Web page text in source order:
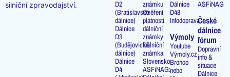
silniční zpravodajství.
D2
(Bratislavská
dálnice)
Dálnice
D3
(Budějovická
dálnice)
Dálnice
D4
známku
Ověření
platnosti
dálniční
známky
Dálniční
známka
Slovensko
ASFiNAG:
Dálnice
D48
Infodoprava
Výmoly
Youtube
Výmoly.cz
Bronco
nebo
ASFiNAG
České
dálnice
fórum
Dopravní
info &
situace
Dálnice